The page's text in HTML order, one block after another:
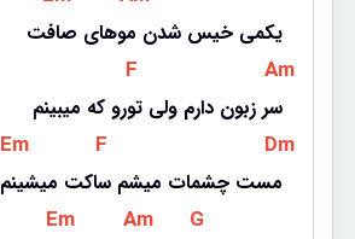
یکمی خیس شدن موهای صافت
F Am
سر زبون دارم ولی تورو که میبینم
Em F Dm
مست چشمات میشم ساکت میشینم
Em Am G